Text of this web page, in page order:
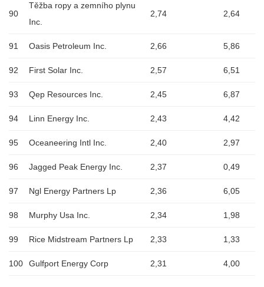
90
Těžba ropy a zemního plynu
Inc.
2,74 2,64
91 Oasis Petroleum Inc. 2,66 5,86
92 First Solar Inc. 2,57 6,51
93 Qep Resources Inc. 2,45 6,87
94 Linn Energy Inc. 2,43 4,42
95 Oceaneering Intl Inc. 2,40 2,97
96 Jagged Peak Energy Inc. 2,37 0,49
97 Ngl Energy Partners Lp 2,36 6,05
98 Murphy Usa Inc. 2,34 1,98
99 Rice Midstream Partners Lp 2,33 1,33
100 Gulfport Energy Corp 2,31 4,00